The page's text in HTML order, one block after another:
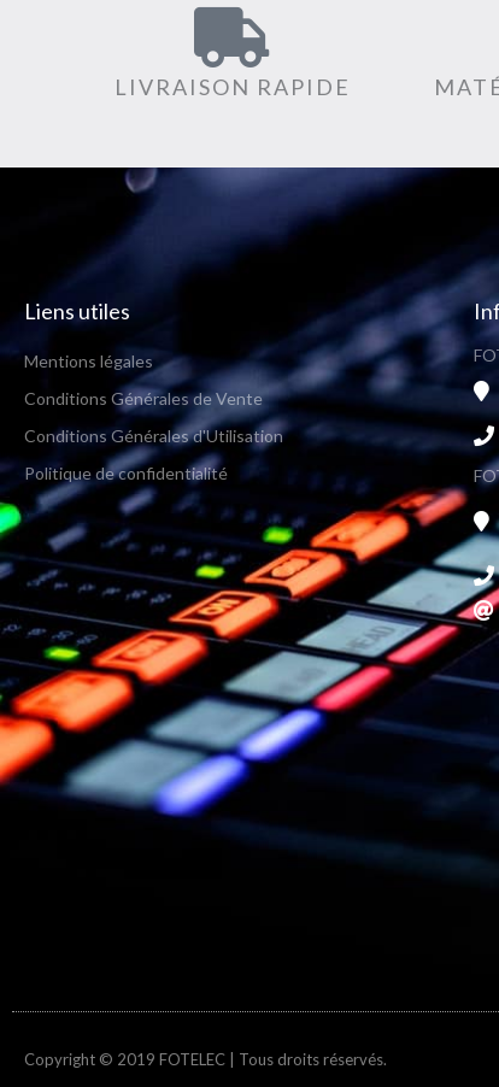
LIVRAISON RAPIDE
Liens utiles
Mentions légales
Conditions Générales de Vente
Conditions Générales d'Utilisation
Politique de confidentialité
Copyright © 2019 FOTELEC | Tous droits réservés.